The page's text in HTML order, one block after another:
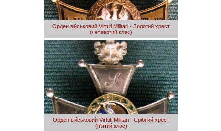
Орден військовий Virtuti Militari - Золотий хрест
(четвертий клас)
Орден військовий Virtuti Militari - Срібний хрест
(п'ятий клас)